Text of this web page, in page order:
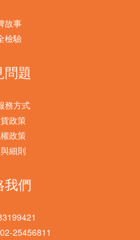
故事
檢驗
問題
務方式
政策
政策
細則
我們
25456811